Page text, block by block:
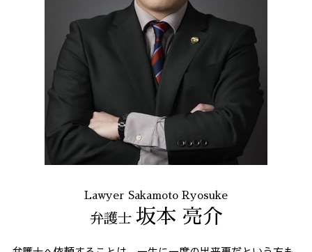
Lawyer Sakamoto Ryosuke
弁護士 坂本 亮介